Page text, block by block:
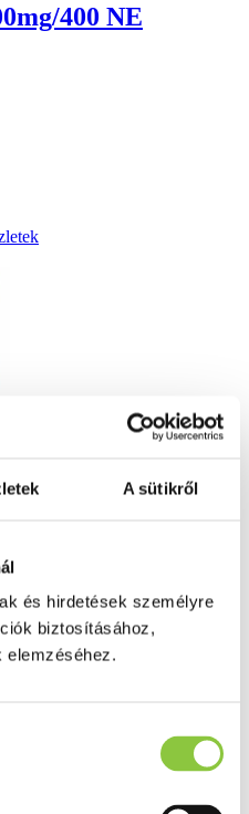
A sütikről
és hirdetések személyre
biztosításához,
elemzéséhez.
400 NE